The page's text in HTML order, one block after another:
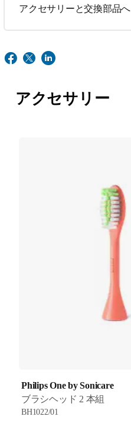
アクセサリーと交換部品へ
アクセサリー
Philips One by Sonicare
ブラシヘッド 2 本組
BH1022/01